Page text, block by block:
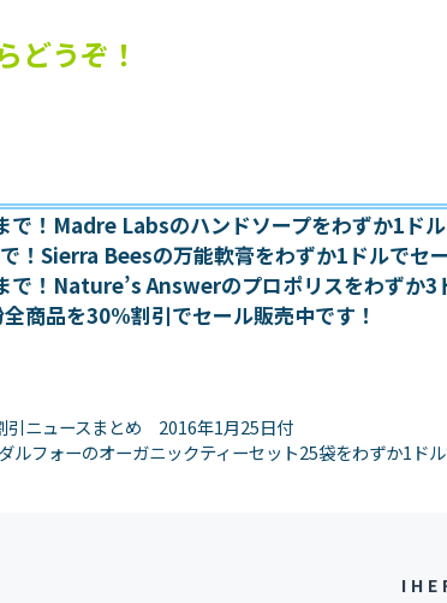
どうぞ！
！Madre Labsのハンドソープをわずか1ドル
！Sierra Beesの万能軟膏をわずか1ドルでセ
！Nature’s Answerのプロポリスをわずか3
商品を30%割引でセール販売中です！
引ニュースまとめ 2016年1月25日付
ルフォーのオーガニックティーセット25袋をわずか1ド